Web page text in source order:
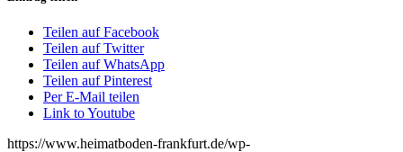
Teilen auf Facebook
Teilen auf Twitter
Teilen auf WhatsApp
Teilen auf Pinterest
Per E-Mail teilen
Link to Youtube
https://www.heimatboden-frankfurt.de/wp-